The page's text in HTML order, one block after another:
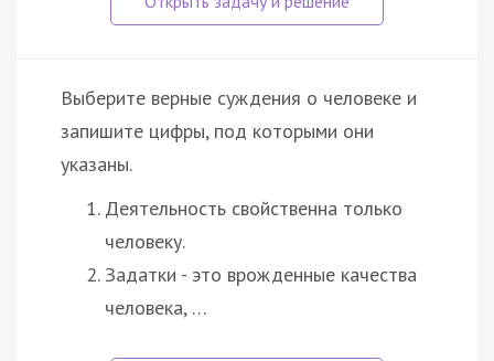
Выберите верные суждения о человеке и
запишите цифры, под которыми они
указаны.
Деятельность свойственна только
человеку.
Задатки - это врожденные качества
человека, …